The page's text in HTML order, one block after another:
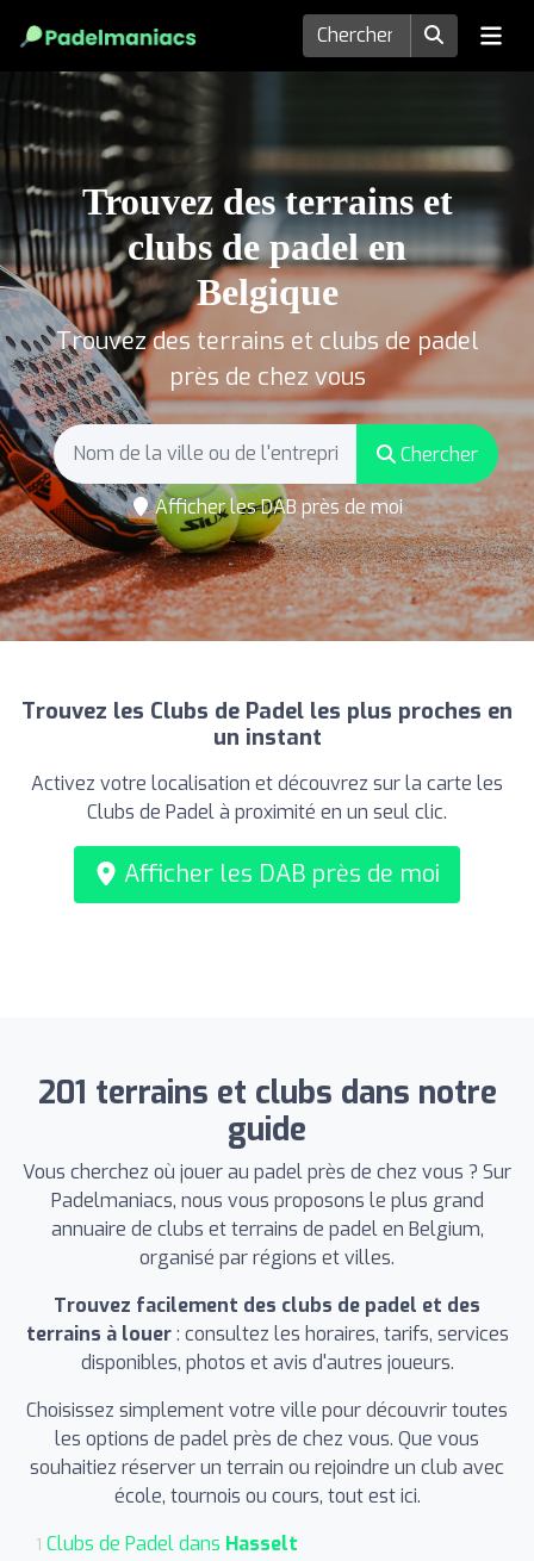
Trouvez des terrains et
clubs de padel en
Belgique
Trouvez des terrains et clubs de padel
près de chez vous
Chercher
Afficher les DAB près de moi
Trouvez les Clubs de Padel les plus proches en
un instant
Activez votre localisation et découvrez sur la carte les
Clubs de Padel à proximité en un seul clic.
Afficher les DAB près de moi
201 terrains et clubs dans notre
guide
Vous cherchez où jouer au padel près de chez vous ? Sur
Padelmaniacs, nous vous proposons le plus grand
annuaire de clubs et terrains de padel en Belgium,
organisé par régions et villes.
Trouvez facilement des clubs de padel et des
terrains à louer: consultez les horaires, tarifs, services
disponibles, photos et avis d'autres joueurs.
Choisissez simplement votre ville pour découvrir toutes
les options de padel près de chez vous. Que vous
souhaitiez réserver un terrain ou rejoindre un club avec
école, tournois ou cours, tout est ici.
1 Clubs de Padel dans Hasselt